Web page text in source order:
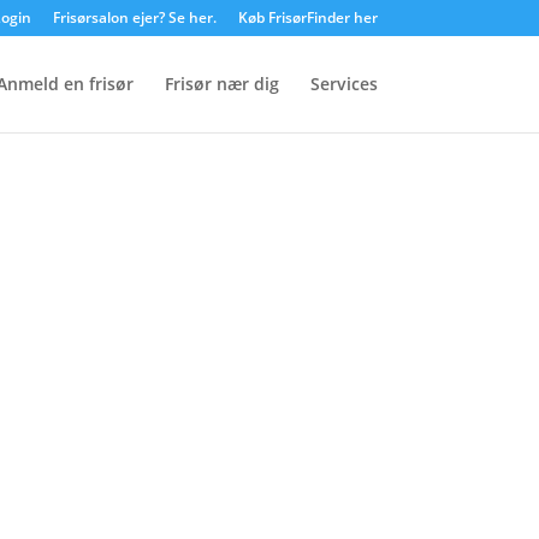
Frisørsalon ejer? Se her. Køb FrisørFinder her
en frisør Frisør nær dig Services